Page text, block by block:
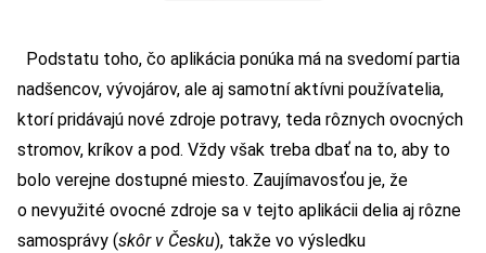
Podstatu toho, čo aplikácia ponúka má na svedomí partia
nadšencov, vývojárov, ale aj samotní aktívni používatelia,
ktorí pridávajú nové zdroje potravy, teda rôznych ovocných
stromov, kríkov a pod. Vždy však treba dbať na to, aby to
bolo verejne dostupné miesto. Zaujímavosťou je, že
o nevyužité ovocné zdroje sa v tejto aplikácii delia aj rôzne
samosprávy (skôr v Česku), takže vo výsledku